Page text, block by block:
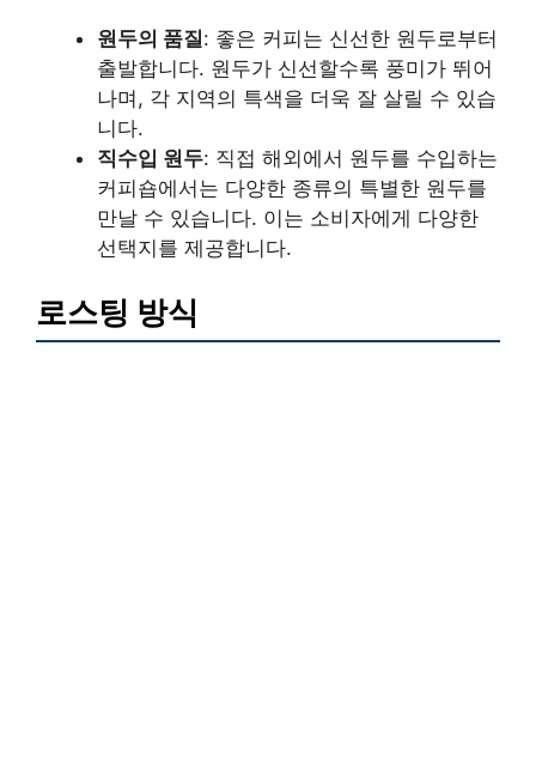
원두의 품질: 좋은 커피는 신선한 원두로부터
출발합니다. 원두가 신선할수록 풍미가 뛰어
나며, 각 지역의 특색을 더욱 잘 살릴 수 있습
니다.
직수입 원두: 직접 해외에서 원두를 수입하는
커피숍에서는 다양한 종류의 특별한 원두를
만날 수 있습니다. 이는 소비자에게 다양한
선택지를 제공합니다.
로스팅 방식